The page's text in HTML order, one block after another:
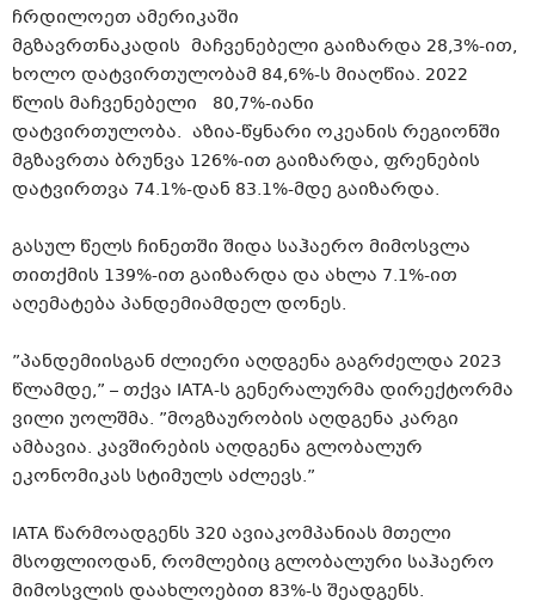
ჩრდილოეთ ამერიკაში
მგზავრთნაკადის მაჩვენებელი გაიზარდა 28,3%-ით,
ხოლო დატვირთულობამ ​84,6%-ს მიაღწია. 2022
წლის მაჩვენებელი 80,7%-იანი
დატვირთულობა. აზია-წყნარი ოკეანის რეგიონში
მგზავრთა ბრუნვა 126%-ით გაიზარდა, ფრენების
დატვირთვა 74.1%-დან 83.1%-მდე გაიზარდა.
გასულ წელს ჩინეთში შიდა საჰაერო მიმოსვლა
თითქმის 139%-ით გაიზარდა და ახლა 7.1%-ით
აღემატება პანდემიამდელ დონეს.
”პანდემიისგან ძლიერი აღდგენა გაგრძელდა 2023
წლამდე,” – თქვა IATA-ს გენერალურმა დირექტორმა
ვილი უოლშმა. ”მოგზაურობის აღდგენა კარგი
ამბავია. კავშირების აღდგენა გლობალურ
ეკონომიკას სტიმულს აძლევს.”
IATA წარმოადგენს 320 ავიაკომპანიას მთელი
მსოფლიოდან, რომლებიც გლობალური საჰაერო
მიმოსვლის დაახლოებით 83%-ს შეადგენს.